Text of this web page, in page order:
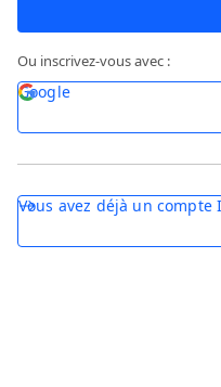
Ou inscrivez-vous avec :
Google
Vous avez déjà un compte